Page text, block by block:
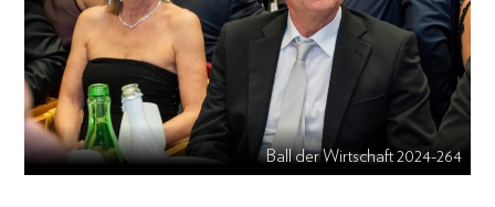
Ball der Wirtschaft 2024-264